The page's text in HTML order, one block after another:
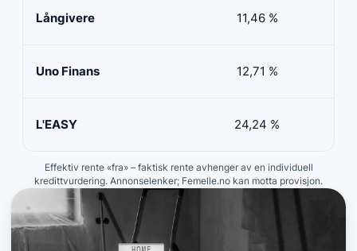
Långivere 11,46 %
Uno Finans 12,71 %
L'EASY 24,24 %
Effektiv rente «fra» – faktisk rente avhenger av en individuell
kredittvurdering. Annonselenker; Femelle.no kan motta provisjon.